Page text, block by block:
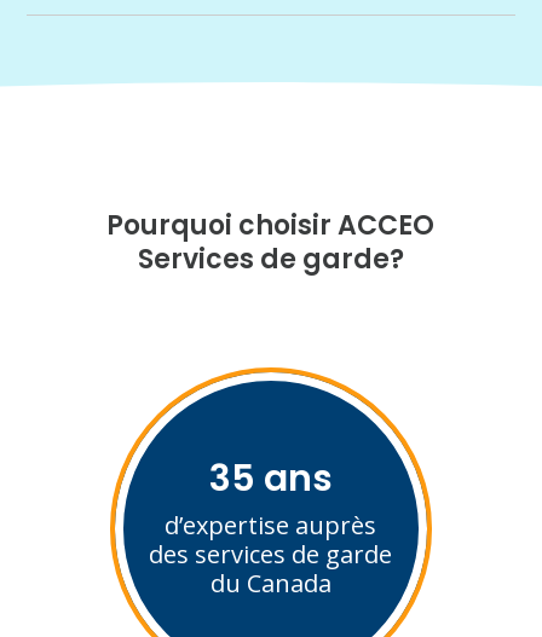
Pourquoi choisir ACCEO
Services de garde?
35 ans
d’expertise auprès
des services de garde
du Canada